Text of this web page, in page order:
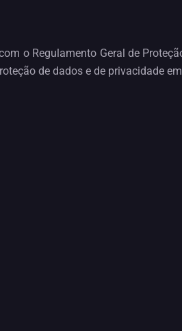
o Regulamento Geral de
de dados e de privacidade